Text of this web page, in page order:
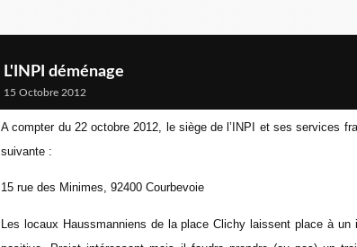
L'INPI déménage
15 Octobre 2012
A compter du 22 octobre 2012, le siège de l’INPI et ses services
suivante :
15 rue des Minimes, 92400 Courbevoie
Les locaux Haussmanniens de la place Clichy laissent place à